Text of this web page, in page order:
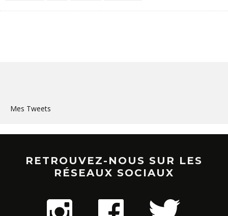
Mes Tweets
RETROUVEZ-NOUS SUR LES
RÉSEAUX SOCIAUX